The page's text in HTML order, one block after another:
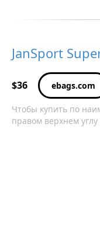
JanSport
$36 ebags.com
Чтобы купить по
правом верхнем